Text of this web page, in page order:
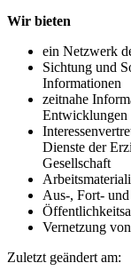
Wir bieten
ein Netzwerk
Sichtung und
Informationen
zeitnahe
Entwicklungen
Dienste der
Gesellschaft
Aus-, Fort-
Vernetzung
Zuletzt geändert am: